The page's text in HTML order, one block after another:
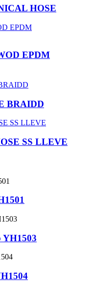
HOSE
EPDM
BRAIDD
SS LLEVE
YH1503